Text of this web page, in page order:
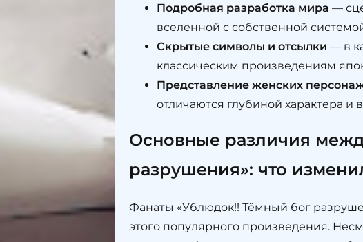
Подробная разработка мира —
вселенной с собственной
Скрытые символы и отсылки — в
классическим произведениям
Представление женских
отличаются глубиной характера
Основные различия
разрушения»: что
Фанаты «Ублюдок!! Тёмный бог
этого популярного произведения.